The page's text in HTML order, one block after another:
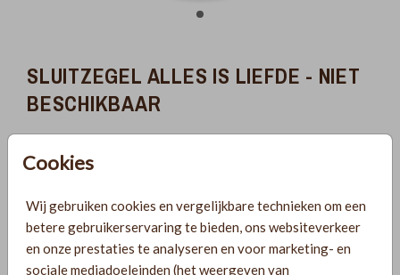
Cookies
Wij gebruiken cookies en vergelijkbare technieken om een
betere gebruikerservaring te bieden, ons websiteverkeer
en onze prestaties te analyseren en voor marketing- en
sociale mediadoeleinden (het weergeven van
SLUITZEGEL ALLES IS LIEFDE - NIET
BESCHIKBAAR
Heb je vragen? Neem dan contact met ons op.
Gratis verzending
Voor 18:00 uur besteld, morgen in huis!
Ruime keuze uit producten voor bij je kaartje